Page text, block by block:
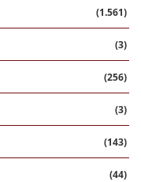
(1.561)
(3)
(256)
(3)
(143)
(44)